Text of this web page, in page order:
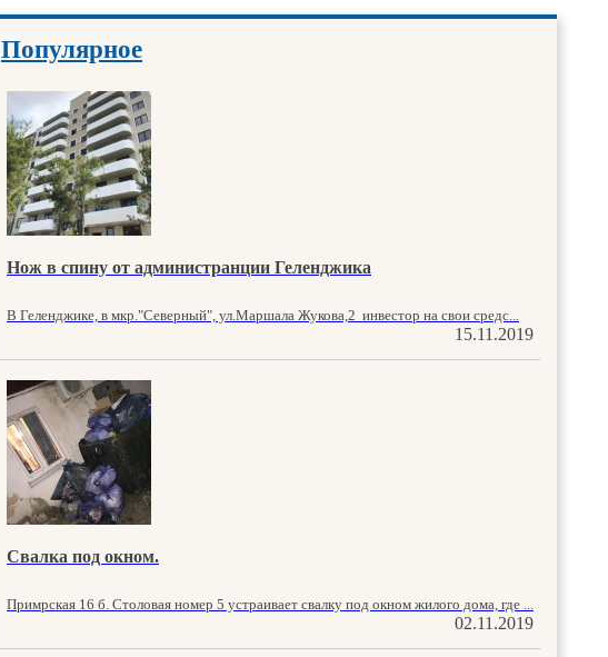
Популярное
Нож в спину от администранции Геленджика
В Геленджике, в мкр."Северный", ул.Маршала Жукова,2 инвестор на свои средс...
15.11.2019
Свалка под окном.
Примрская 16 б. Столовая номер 5 устраивает свалку под окном жилого дома, где ...
02.11.2019